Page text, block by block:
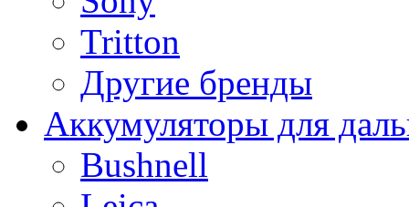
Tritton
Другие бренды
Аккумуляторы для
Bushnell